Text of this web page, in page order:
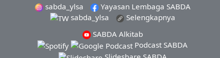
sabda_ylsa
Yayasan Lembaga SABDA
sabda_ylsa
Selengkapnya
SABDA Alkitab
Podcast SABDA